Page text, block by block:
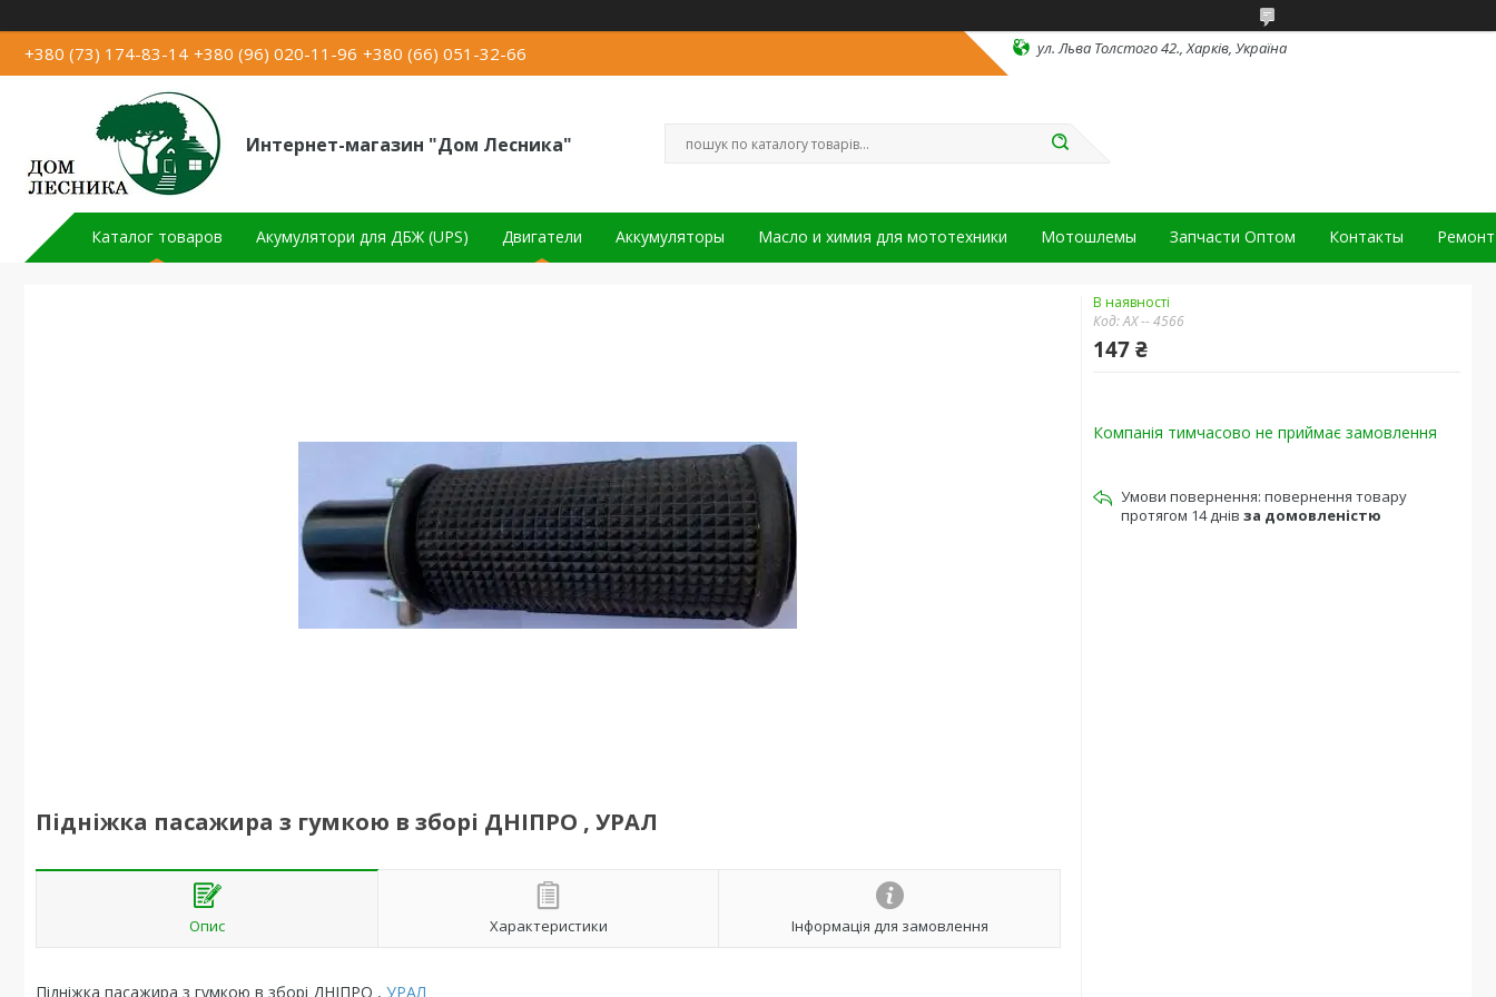
+380 (73) 174-83-14 +380 (96) 020-11-96 +380 (66) 051-32-66 ул. Льва Толстого 42., Харків, Україна
Интернет-магазин "Дом Лесника"
Каталог товаров Акумулятори для ДБЖ (UPS) Двигатели Аккумуляторы Масло и химия для мототехники Мотошлемы Запчасти Оптом Контакты Ремонт
Підніжка пасажира з гумкою в зборі ДНІПРО , УРАЛ
Опис Характеристики Інформація для замовлення
Підніжка пасажира з гумкою в зборі ДНІПРО , УРАЛ
В наявності
Код:АХ -- 4566
147 ₴
Компанія тимчасово не приймає замовлення
повернення товару
протягом 14 днів за домовленістю